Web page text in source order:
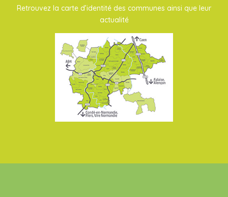
Retrouvez la carte d’identité des communes ainsi que leur
actualité